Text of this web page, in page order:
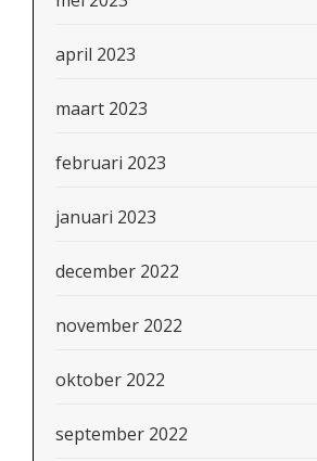
april 2023
maart 2023
februari 2023
januari 2023
december 2022
november 2022
oktober 2022
september 2022